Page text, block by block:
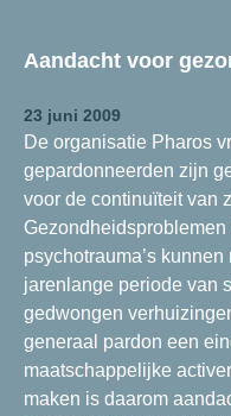
Aandacht voor
23 juni 2009
De organisatie Pharos
gepardonneerden zijn
voor de continuïteit van
psychotrauma’s
jarenlange periode van
gedwongen
generaal pardon een
maatschappelijke
maken is daarom